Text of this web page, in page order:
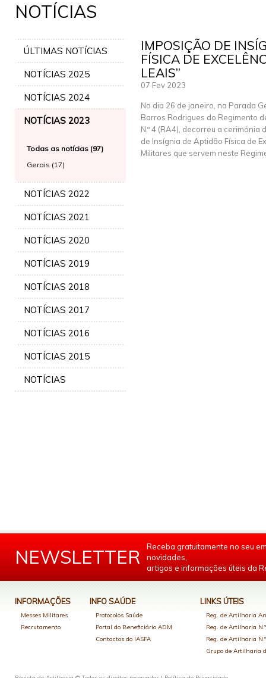
NOTÍCIAS
ÚLTIMAS NOTÍCIAS
NOTÍCIAS 2025
NOTÍCIAS 2024
NOTÍCIAS 2023
Todas as notícias (97)
Gerais (17)
NOTÍCIAS 2022
NOTÍCIAS 2021
NOTÍCIAS 2020
NOTÍCIAS 2019
NOTÍCIAS 2018
NOTÍCIAS 2017
NOTÍCIAS 2016
NOTÍCIAS 2015
NOTÍCIAS
IMPOSIÇÃO DE
FÍSICA DE
LEAIS”
07 Fev 2023
No dia 26 de janeiro, na Parada
Barros Rodrigues do Regimento
N.º 4 (RA4), decorreu a cerimónia
de Insígnia de Aptidão Física de
Militares que servem neste
NEWSLETTER
Receba gratuitamente no seu
novidades,
artigos e informações úteis da
INFORMAÇÕES
Messes Militares
Recrutamento
INFO SAÚDE
Protocolos Saúde
Portal do Beneficiário ADM
Contactos do IASFA
LINKS ÚTEIS
Reg. de Artilharia
Reg. de Artilharia
Reg. de Artilharia
Grupo de Artilharia